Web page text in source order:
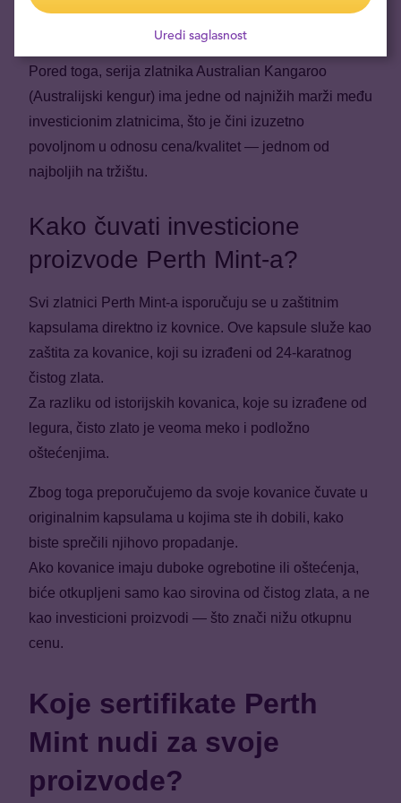
proizvodi Perth Mint-a ispunjavaju najviše standarde u
industriji fizičkog investicionog zlata.
Pored toga, serija zlatnika Australian Kangaroo
(Australijski kengur) ima jedne od najnižih marži među
investicionim zlatnicima, što je čini izuzetno
povoljnom u odnosu cena/kvalitet — jednom od
najboljih na tržištu.
Kako čuvati investicione
proizvode Perth Mint-a?
Svi zlatnici Perth Mint-a isporučuju se u zaštitnim
kapsulama direktno iz kovnice. Ove kapsule služe kao
zaštita za kovanice, koji su izrađeni od 24-karatnog
čistog zlata.
Za razliku od istorijskih kovanica, koje su izrađene od
legura, čisto zlato je veoma meko i podložno
oštećenjima.
Zbog toga preporučujemo da svoje kovanice čuvate u
originalnim kapsulama u kojima ste ih dobili, kako
biste sprečili njihovo propadanje.
Ako kovanice imaju duboke ogrebotine ili oštećenja,
biće otkupljeni samo kao sirovina od čistog zlata, a ne
kao investicioni proizvodi — što znači nižu otkupnu
cenu.
Koje sertifikate Perth
Mint nudi za svoje
proizvode?
Uredi saglasnost